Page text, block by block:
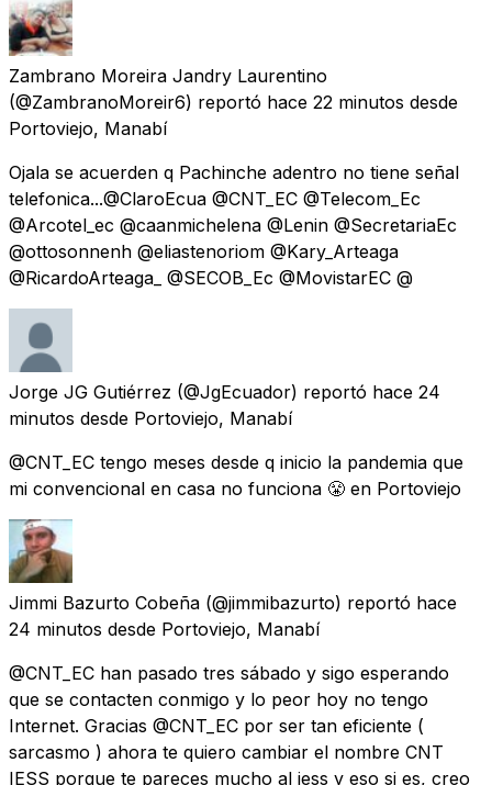
Zambrano Moreira Jandry Laurentino
(@ZambranoMoreir6) reportó hace 22 minutos desde
Portoviejo, Manabí
Ojala se acuerden q Pachinche adentro no tiene señal
telefonica...@ClaroEcua @CNT_EC @Telecom_Ec
@Arcotel_ec @caanmichelena @Lenin @SecretariaEc
@ottosonnenh @eliastenoriom @Kary_Arteaga
@RicardoArteaga_ @SECOB_Ec @MovistarEC @
Jorge JG Gutiérrez (@JgEcuador) reportó hace 24
minutos desde Portoviejo, Manabí
@CNT_EC tengo meses desde q inicio la pandemia que
mi convencional en casa no funciona 😤 en Portoviejo
Jimmi Bazurto Cobeña (@jimmibazurto) reportó hace
24 minutos desde Portoviejo, Manabí
@CNT_EC han pasado tres sábado y sigo esperando
que se contacten conmigo y lo peor hoy no tengo
Internet. Gracias @CNT_EC por ser tan eficiente (
sarcasmo ) ahora te quiero cambiar el nombre CNT
IESS porque te pareces mucho al iess y eso si es, creo